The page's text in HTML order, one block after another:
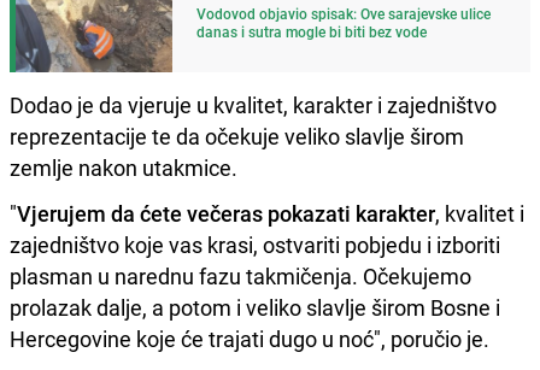
Vodovod objavio spisak: Ove sarajevske ulice
danas i sutra mogle bi biti bez vode
Dodao je da vjeruje u kvalitet, karakter i zajedništvo
reprezentacije te da očekuje veliko slavlje širom
zemlje nakon utakmice.
"Vjerujem da ćete večeras pokazati karakter, kvalitet i
zajedništvo koje vas krasi, ostvariti pobjedu i izboriti
plasman u narednu fazu takmičenja. Očekujemo
prolazak dalje, a potom i veliko slavlje širom Bosne i
Hercegovine koje će trajati dugo u noć", poručio je.